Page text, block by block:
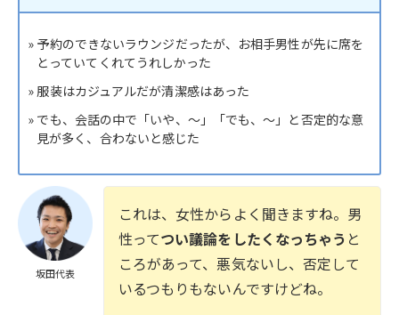
» 予約のできないラウンジだったが、お相手男性が先に席を
とっていてくれてうれしかった
» 服装はカジュアルだが清潔感はあった
» でも、会話の中で「いや、〜」「でも、〜」と否定的な意
見が多く、合わないと感じた
坂田代表
これは、女性からよく聞きますね。男
性ってつい議論をしたくなっちゃう と
ころがあって、悪気ないし、否定して
いるつもりもないんですけどね。